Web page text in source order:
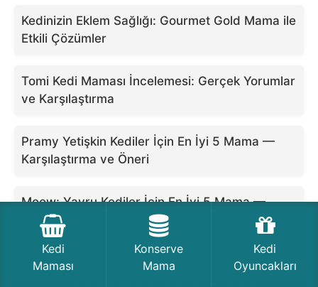
Kedinizin Eklem Sağlığı: Gourmet Gold Mama ile
Etkili Çözümler
Tomi Kedi Maması İncelemesi: Gerçek Yorumlar
ve Karşılaştırma
Pramy Yetişkin Kediler İçin En İyi 5 Mama —
Karşılaştırma ve Öneri
Moow: Yavru Kediler İçin En İyi 5 Mama —
Besleyici ve Güvenli
Kedi
Maması
Konserve
Mama
Kedi
Oyuncakları